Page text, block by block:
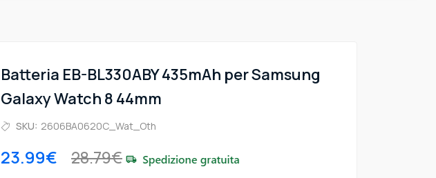
Batteria EB-BL330ABY 435mAh per Samsung
Galaxy Watch 8 44mm
SKU: 2606BA0620C_Wat_Oth
23.99€ 28.79€